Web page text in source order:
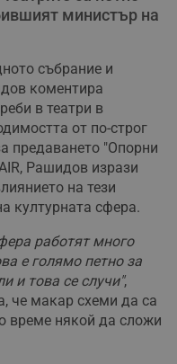
министър на
събрание и
коментира
в театри в
от по-строг
предаването "Опорни
Рашидов изрази
на тези
културната сфера.
работят много
е голямо петно за
и това се случи",
че макар схеми да са
време някой да сложи